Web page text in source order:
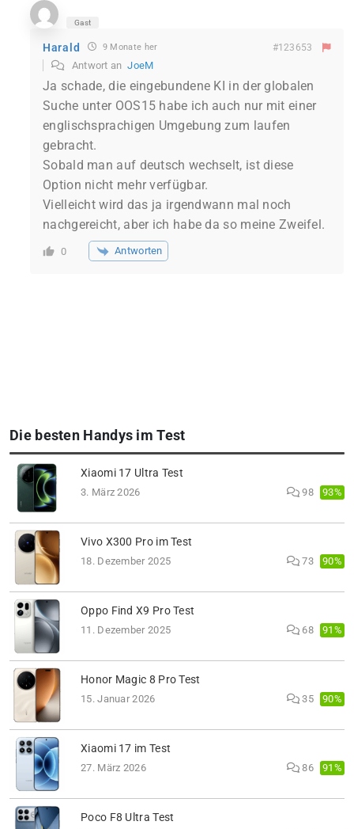
Gast
Harald 9 Monate her #123653
Antwort anJoeM
Ja schade, die eingebundene KI in der globalen
Suche unter OOS15 habe ich auch nur mit einer
englischsprachigen Umgebung zum laufen
gebracht.
Sobald man auf deutsch wechselt, ist diese
Option nicht mehr verfügbar.
Vielleicht wird das ja irgendwann mal noch
nachgereicht, aber ich habe da so meine Zweifel.
0 Antworten
Die besten Handys im Test
Xiaomi 17 Ultra Test
3. März 2026 98 93%
Vivo X300 Pro im Test
18. Dezember 2025 73 90%
Oppo Find X9 Pro Test
11. Dezember 2025 68 91%
Honor Magic 8 Pro Test
15. Januar 2026 35 90%
Xiaomi 17 im Test
27. März 2026 86 91%
Poco F8 Ultra Test